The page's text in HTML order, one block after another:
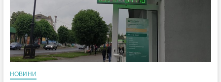
НОВИНИ